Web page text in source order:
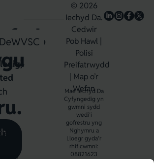
Dewin
WVSC
© 2026
Iechyd Da.
Cedwir
Pob Hawl |
Polisi
Preifatrwydd
Map o’r
Wefan
Mae Iechyd Da
Cyfyngedig yn
gwmni sydd
wedi’i
gofrestru yng
Nghymru a
Lloegr gyda’r
rhif cwmni:
08821623